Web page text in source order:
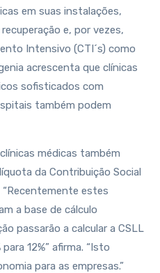
em suas instalações,
e, por vezes,
Intensivo (CTI´s) como
acrescenta que clínicas
sofisticados com
também podem
médicas também
da Contribuição Social
estes
a base de cálculo
passarão a calcular a CSLL
12%” afirma. “Isto
para as empresas.”